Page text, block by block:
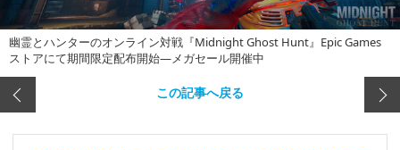
幽霊とハンターのオンライン対戦『Midnight Ghost Hunt』Epic Games
ストアにて期間限定配布開始―メガセール開催中
この記事へ戻る